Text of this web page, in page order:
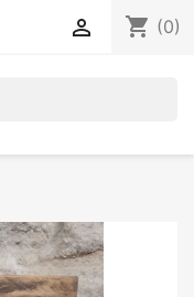
shopping_cart (0)
